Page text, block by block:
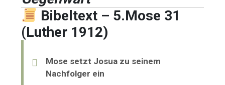
Bibeltext – 5.Mose 31
(Luther 1912)
Mose setzt Josua zu seinem
Nachfolger ein